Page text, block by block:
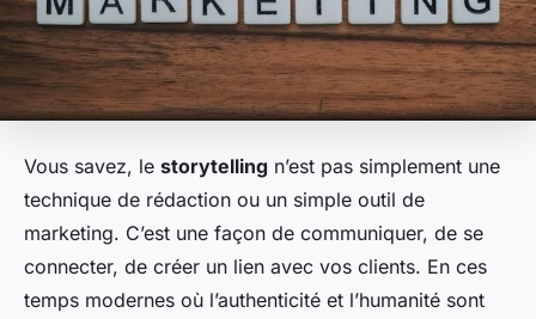
Vous savez, le storytelling n’est pas simplement une
technique de rédaction ou un simple outil de
marketing. C’est une façon de communiquer, de se
connecter, de créer un lien avec vos clients. En ces
temps modernes où l’authenticité et l’humanité sont